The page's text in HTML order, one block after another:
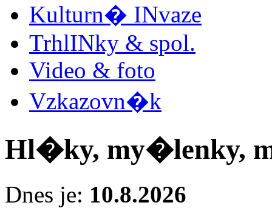
Kulturn� INvaze
TrhlINky & spol.
Video & foto
Vzkazovn�k
Hl�ky, my�lenky,
Dnes je: 10.8.2026